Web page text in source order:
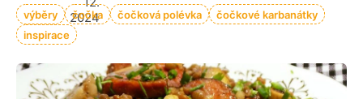
2024
výběry čočka čočková polévka
čočkové karbanátky
inspirace